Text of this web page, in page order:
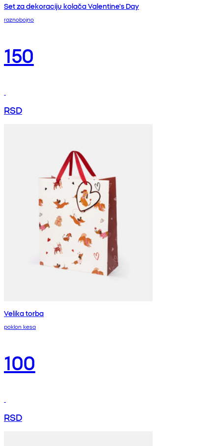
Set za dekoraciju kolača Valentine's Day
raznobojno
150
RSD
Velika torba
poklon kesa
100
RSD